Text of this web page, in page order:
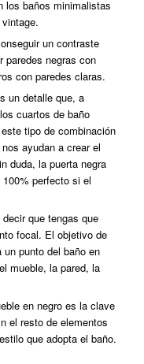
los baños minimalistas
un contraste
paredes negras con
con paredes claras.
un detalle que, a
cuartos de baño
tipo de combinación
ayudan a crear el
duda, la puerta negra
perfecto si el
decir que tengas que
focal. El objetivo de
punto del baño en
mueble, la pared, la
en negro es la clave
el resto de elementos
que adopta el baño.